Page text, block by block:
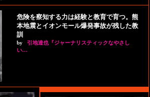
危険を察知する力は経験と教育で育つ。熊
本地震とイオンモール爆発事故が残した教
訓
by
引地達也『ジャーナリスティックなやさし
い…